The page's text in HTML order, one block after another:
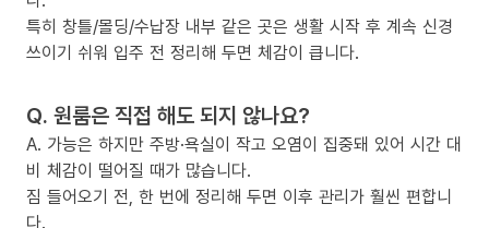
특히 창틀/몰딩/수납장 내부 같은 곳은 생활 시작 후 계속 신경
쓰이기 쉬워 입주 전 정리해 두면 체감이 큽니다.
Q. 원룸은 직접 해도 되지 않나요?
A. 가능은 하지만 주방·욕실이 작고 오염이 집중돼 있어 시간 대
비 체감이 떨어질 때가 많습니다.
짐 들어오기 전, 한 번에 정리해 두면 이후 관리가 훨씬 편합니
다.